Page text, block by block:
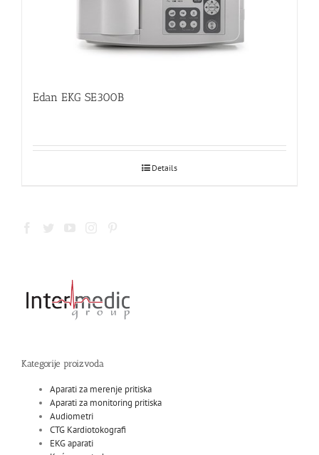
Edan EKG SE300B
Details
Kategorije proizvoda
Aparati za merenje pritiska
Aparati za monitoring pritiska
Audiometri
CTG Kardiotokografi
EKG aparati